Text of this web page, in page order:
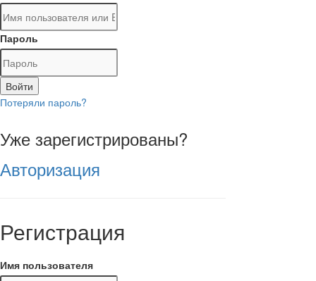
Пароль
Войти
Потеряли пароль?
Уже зарегистрированы?
Авторизация
Регистрация
Имя пользователя